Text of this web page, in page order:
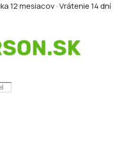
12 mesiacov · Vrátenie 14 dní